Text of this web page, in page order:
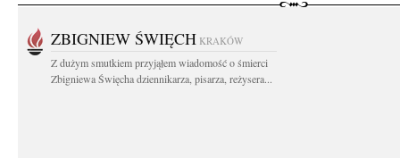
ZBIGNIEW ŚWIĘCH KRAKÓW
Z dużym smutkiem przyjąłem wiadomość o śmierci
Zbigniewa Święcha dziennikarza, pisarza, reżysera...